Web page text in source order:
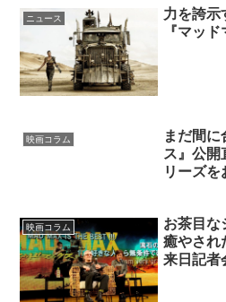
ニュース
力を誇示
『マッ
映画コラム
まだ間に
ス』公開
リーズを
映画コラム
お茶目な
癒やされ
来日記者